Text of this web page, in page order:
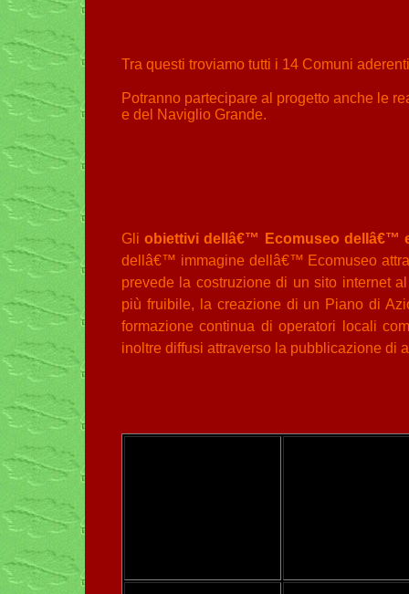
Tra questi troviamo tutti i 14 Comuni
Potranno partecipare al progetto anche le
e del Naviglio Grande.
Gliobiettivi dellâ€™ Ecomuseo dellâ€™
dellâ€™ immagine dellâ€™ Ecomuseo
prevede la costruzione di un sito internet
più fruibile, la creazione di un Piano di
formazione continua di operatori locali
inoltre diffusi attraverso la pubblicazione di